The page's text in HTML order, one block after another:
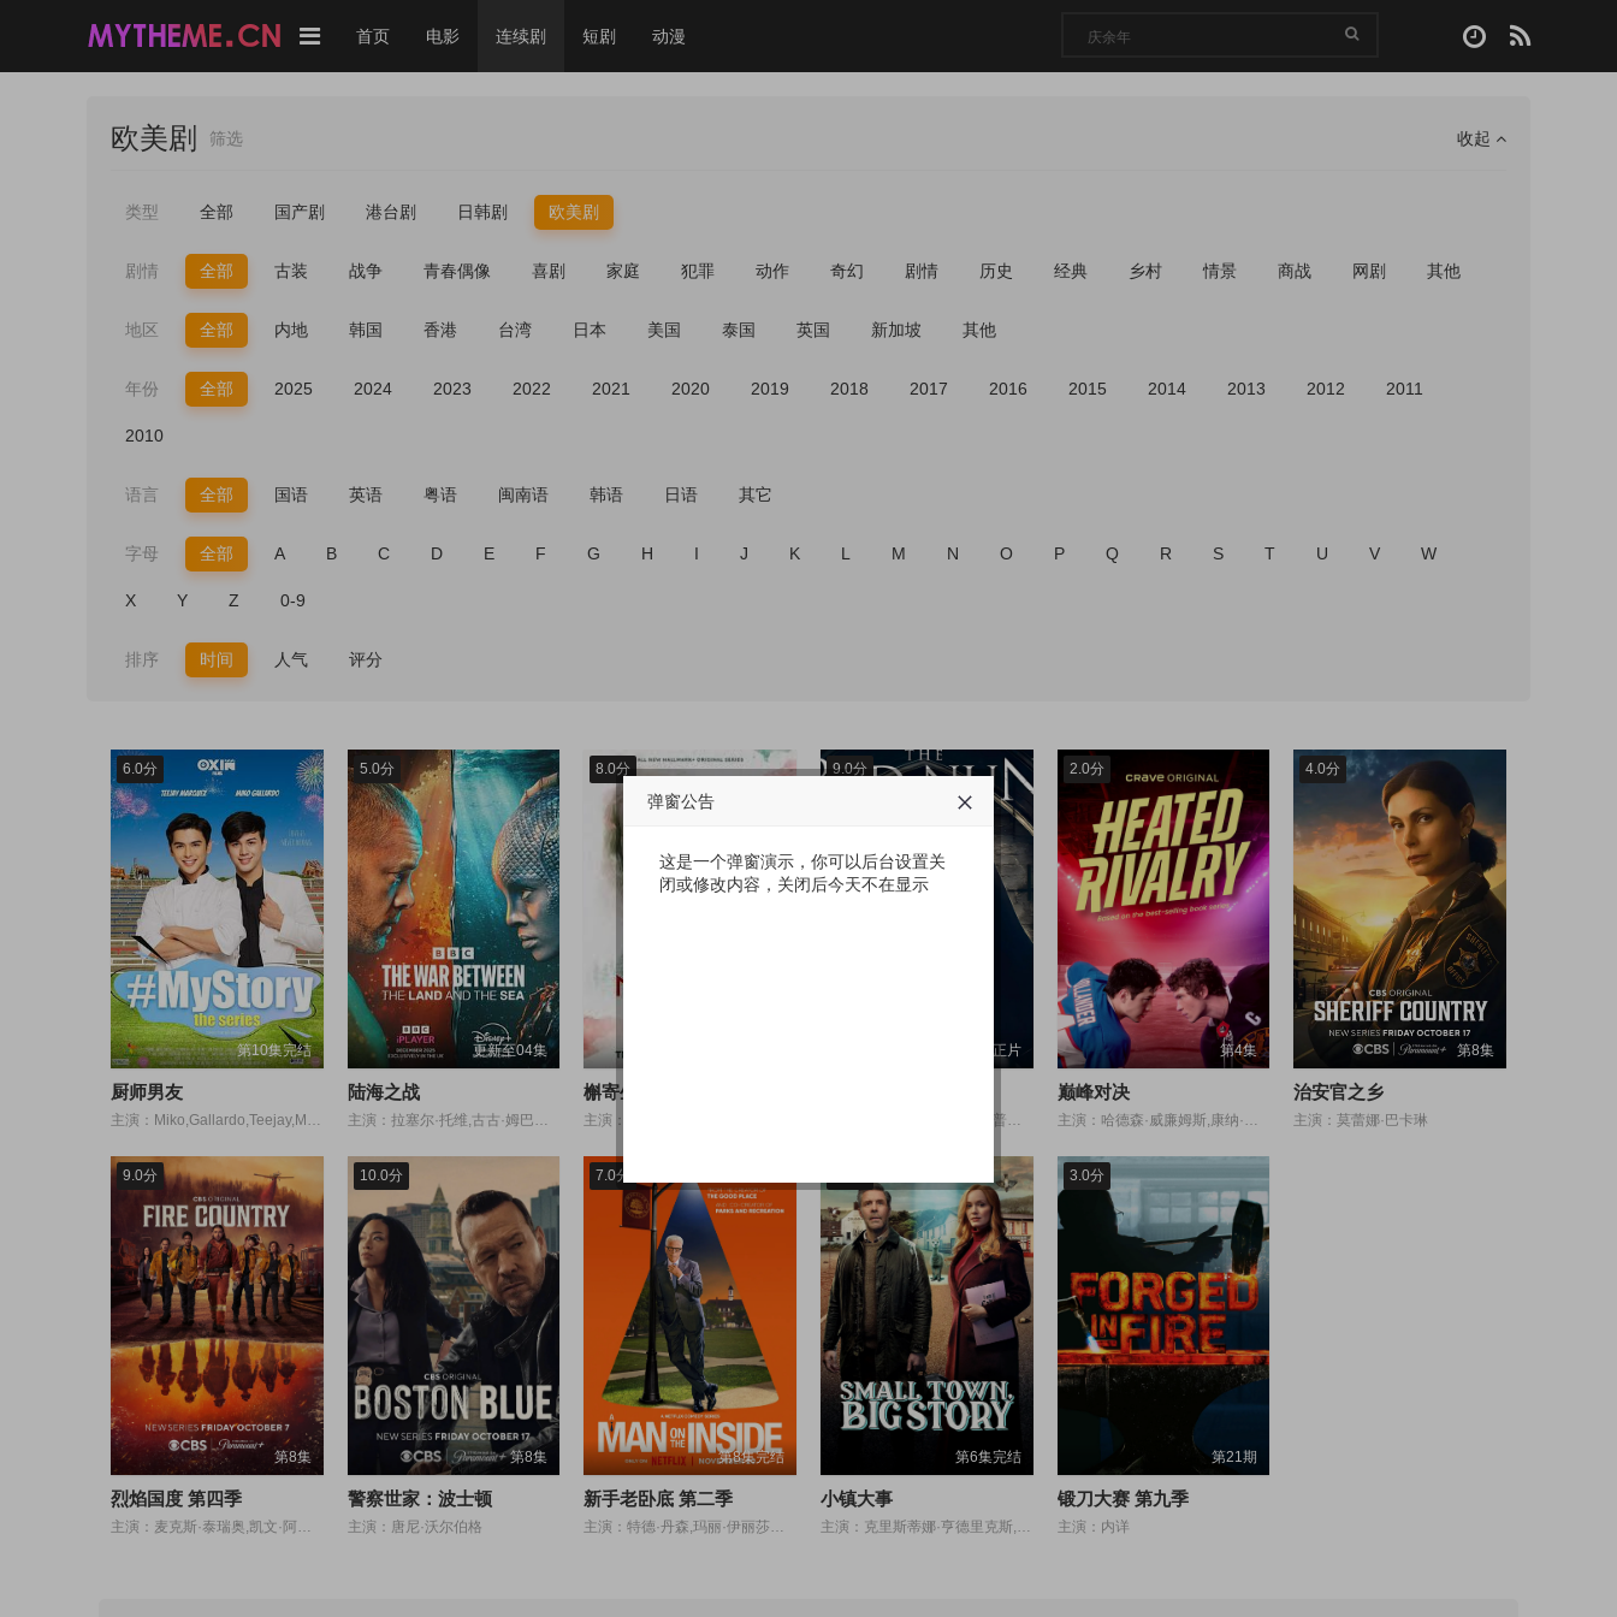
首页 电影 连续剧 短剧 动漫
收起
欧美剧 筛选
类型 全部 国产剧 港台剧 日韩剧 欧美剧
剧情 全部 古装 战争 青春偶像 喜剧 家庭 犯罪 动作 奇幻 剧情 历史 经典 乡村 情景 商战 网剧 其他
地区 全部 内地 韩国 香港 台湾 日本 美国 泰国 英国 新加坡 其他
年份 全部 2025 2024 2023 2022 2021 2020 2019 2018 2017 2016 2015 2014 2013 2012 2011
2010
语言 全部 国语 英语 粤语 闽南语 韩语 日语 其它
字母 全部 A B C D E F G H I J K L M N O P Q R S T U V W
X Y Z 0-9
排序 时间 人气 评分
6.0分
第10集完结
厨师男友
主演：Miko,Gallardo,Teejay,Marquez,Ameer,Sanchez,Gio,Emprese,Hiro,Shimoji,Adrian,Dionisio,Jamil,Bonifacio,Leilani,Kate,Yalung
5.0分
更新至04集
陆海之战
主演：拉塞尔·托维,古古·姆巴塔-劳,柯林·麦克法兰,吉玛·雷德格里夫,鲁思·马德利,亚历山大?德弗伦特,帕特里克·巴拉迪,乔治·罗宾森,弗朗西斯卡·科尼,Mei Mac,John Addison,Shanice Archer,曼普利特·巴楚,Quanna Luo Masterson,Alex Jaden Lee
8.0分
槲寄生谋杀案第二季
9.0分
正片
主演：贝基·弗莱彻,露西·查普尔,Patsy Prince,Tiffany-Ellen Robinson,Georgia-Taylor Woods,Mika Hockman,Chris Kaye,Cassandra French,Bryson Dekker,Thomas Mailand,Rakesh Sawant
2.0分
第4集
巅峰对决
主演：哈德森·威廉姆斯,康纳·斯托瑞,苏菲·奈丽丝,迪伦·沃尔什,克里斯蒂娜·张,弗朗索瓦·阿诺德,卡登·康纳斯,罗比·G·K,哈里森·布朗,克谢尼娅·丹妮拉·哈尔拉莫娃,斯拉夫·罗戈津,雅罗斯拉夫·波维洛,安德·雷特尔
4.0分
第8集
治安官之乡
主演：莫蕾娜·巴卡琳
9.0分
第8集
烈焰国度 第四季
主演：麦克斯·泰瑞奥,凯文·阿历詹卓,乔丹·考维,斯蒂芬妮·阿西拉,朱尔斯·拉蒂默,戴安·法尔,比利·伯克
10.0分
第8集
警察世家：波士顿
主演：唐尼·沃尔伯格
7.0分
第8集完结
新手老卧底 第二季
主演：特德·丹森,玛丽·伊丽莎白·埃利斯,莉拉·里奇克里克,玛丽·斯汀伯根,斯蒂芬妮·比翠丝,盖瑞·科尔,马克思·格林菲尔德,大卫·斯特雷泽恩,尤金·科戴洛,凯莉·奥马利,吉尔·塔利,John Berman,米谢拉·康琳,丽萨·吉洛伊,胡紫蕊,萨姆·亨廷顿,马特·奥伯格,琳达·朴,David Aranovich,肖恩·弗里兰德
第6集完结
小镇大事
主演：克里斯蒂娜·亨德里克斯,帕迪·康斯戴恩,艾琳·沃尔什,大卫·罗尔,莉亚·墨菲,帕特里克·马丁斯,伊万娜·基尔加隆,安德鲁·班尼特,鲁斯·麦克卡比,大卫·威尔莫特
3.0分
第21期
锻刀大赛 第九季
主演：内详
弹窗公告
这是一个弹窗演示，你可以后台设置关
闭或修改内容，关闭后今天不在显示